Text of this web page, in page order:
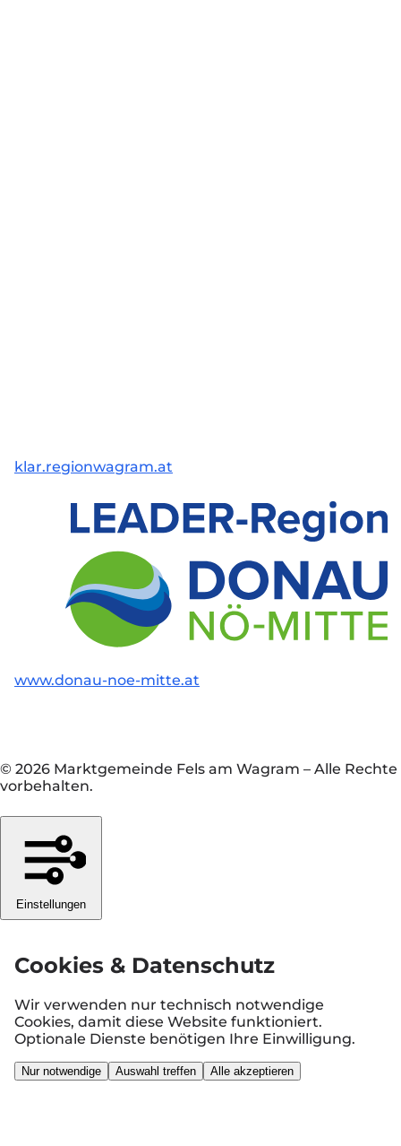
klar.regionwagram.at
www.donau-noe-mitte.at
© 2026 Marktgemeinde Fels am Wagram – Alle Rechte
vorbehalten.
Einstellungen
Cookies & Datenschutz
Wir verwenden nur technisch notwendige
Cookies, damit diese Website funktioniert.
Optionale Dienste benötigen Ihre Einwilligung.
Nur notwendige Auswahl treffen Alle akzeptieren